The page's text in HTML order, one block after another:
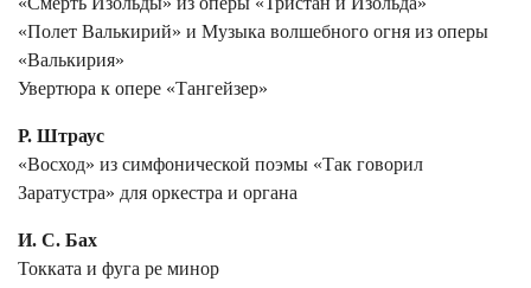
«Полет Валькирий» и Музыка волшебного огня из оперы
«Валькирия»
Увертюра к опере «Тангейзер»
Р. Штраус
«Восход» из симфонической поэмы «Так говорил
Заратустра» для оркестра и органа
И. С. Бах
Токката и фуга ре минор